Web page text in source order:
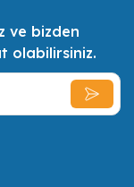
biri olan GSL,
ihtiyaçlarını en iyi
olabilecek en
sunmak,
ve bizden
olabilirsiniz.